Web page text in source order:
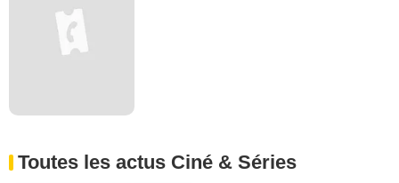
Toutes les actus Ciné & Séries